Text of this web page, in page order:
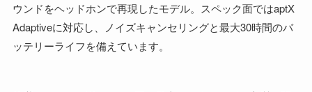
ウンドをヘッドホンで再現したモデル。スペック面ではaptX
Adaptiveに対応し、ノイズキャンセリングと最大30時間のバ
ッテリーライフを備えています。